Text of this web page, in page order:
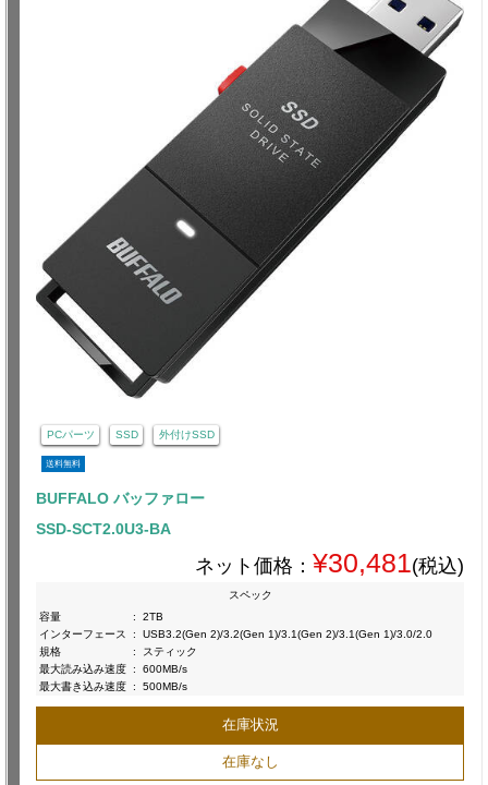
PCパーツ SSD 外付けSSD
送料無料
BUFFALO バッファロー
SSD-SCT2.0U3-BA
ネット価格： ¥30,481 (税込)
スペック
容量
:
2TB
インターフェース
:
USB3.2(Gen 2)/3.2(Gen 1)/3.1(Gen 2)/3.1(Gen 1)/3.0/2.0
規格
:
スティック
最大読み込み速度 :
600MB/s
最大書き込み速度 : 500MB/s
在庫状況
在庫なし